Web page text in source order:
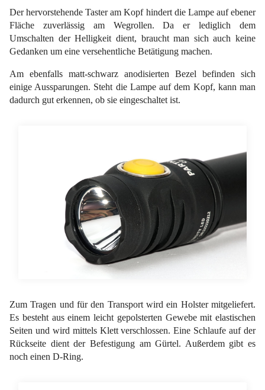
Der hervorstehende Taster am Kopf hindert die Lampe auf ebener
Fläche zuverlässig am Wegrollen. Da er lediglich dem
Umschalten der Helligkeit dient, braucht man sich auch keine
Gedanken um eine versehentliche Betätigung machen.
Am ebenfalls matt-schwarz anodisierten Bezel befinden sich
einige Aussparungen. Steht die Lampe auf dem Kopf, kann man
dadurch gut erkennen, ob sie eingeschaltet ist.
Zum Tragen und für den Transport wird ein Holster mitgeliefert.
Es besteht aus einem leicht gepolsterten Gewebe mit elastischen
Seiten und wird mittels Klett verschlossen. Eine Schlaufe auf der
Rückseite dient der Befestigung am Gürtel. Außerdem gibt es
noch einen D-Ring.